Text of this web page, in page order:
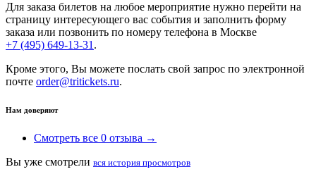
Для заказа билетов на любое мероприятие нужно перейти на
страницу интересующего вас события и заполнить форму
заказа или позвонить по номеру телефона в Москве
+7 (495) 649-13-31 .
Кроме этого, Вы можете послать свой запрос по электронной
почте order@tritickets.ru.
Нам доверяют
Смотреть все 0 отзыва →
Вы уже смотрели вся история просмотров